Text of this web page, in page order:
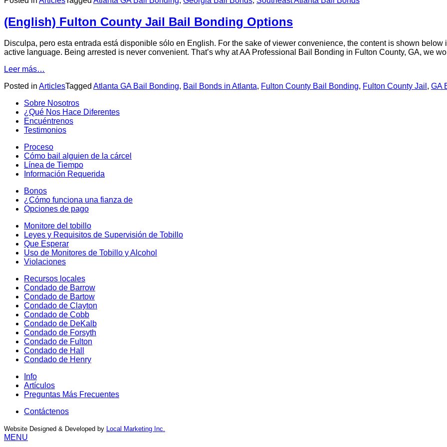
(English) Fulton County Jail Bail Bonding Options
Disculpa, pero esta entrada está disponible sólo en English. For the sake of viewer convenience, the content is shown
active language. Being arrested is never convenient. That’s why at AA Professional Bail Bonding in Fulton County, GA, we
Leer más…
Posted in ArticlesTagged Atlanta GA Bail Bonding, Bail Bonds in Atlanta, Fulton County Bail Bonding, Fulton County Jail , GA
Sobre Nosotros
¿Qué Nos Hace Diferentes
Encuéntrenos
Testimonios
Proceso
Cómo bail alguien de la cárcel
Línea de Tiempo
Información Requerida
Bonos
¿Cómo funciona una fianza de
Opciones de pago
Monitore del tobillo
Leyes y Requisitos de Supervisión de Tobillo
Que Esperar
Uso de Monitores de Tobillo y Alcohol
Violaciones
Recursos locales
Condado de Barrow
Condado de Bartow
Condado de Clayton
Condado de Cobb
Condado de DeKalb
Condado de Forsyth
Condado de Fulton
Condado de Hall
Condado de Henry
Info
Artículos
Preguntas Más Frecuentes
Contáctenos
Website Designed & Developed by Local Marketing Inc.
MENU